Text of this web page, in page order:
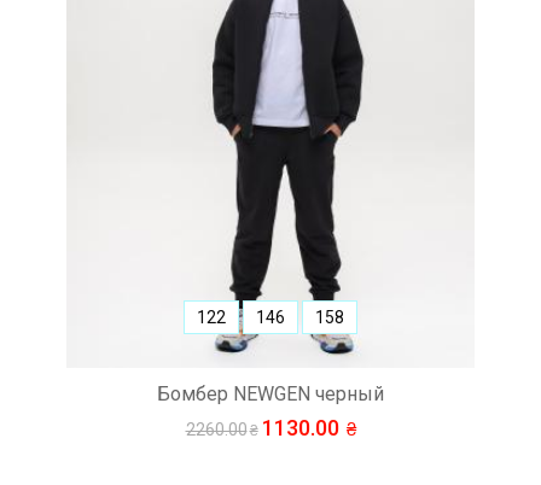
Бомбер NEWGEN черный
2260.00 1130.00
122 146 158